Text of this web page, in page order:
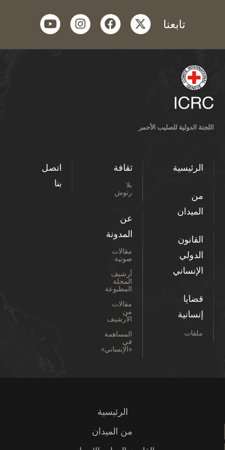
تابعنا twitter
facebook
instagram
youtube
اللجنة الدولية للصليب الأحمر
الرئيسية
من
الميدان
القانون
الدولي
الإنساني
قضايا
إنسانية
ملفات
ثقافة
بلا
رتوش
عن
المدونة
مقالات
صوتية
أرشيف
المجلة
المطبوعة
مقالات
من
الأرشيف
المساهمة
في
«الإنساني»
اتصل
بنا
الرئيسية
من الميدان